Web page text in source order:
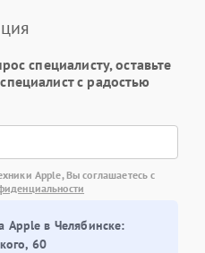
специалисту, оставьте
с радостью
Apple, Вы соглашаетесь с
Apple в Челябинске:
60